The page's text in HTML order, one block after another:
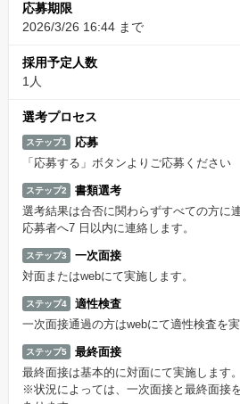
応募期限
2026/3/26 16:44 まで
採用予定人数
1人
選考プロセス
ステップ1
応募
「応募する」ボタンよりご応募ください
ステップ2
書類選考
選考結果は合否に関わらずすべての方に
応募者へ7 日以内に連絡します。
ステップ3
一次面接
対面またはwebにて実施します。
ステップ4
適性検査
一次面接通過の方はwebにて適性検査を実
ステップ5
最終面接
最終面接は基本的に対面にて実施します。
※状況によっては、一次面接と最終面接